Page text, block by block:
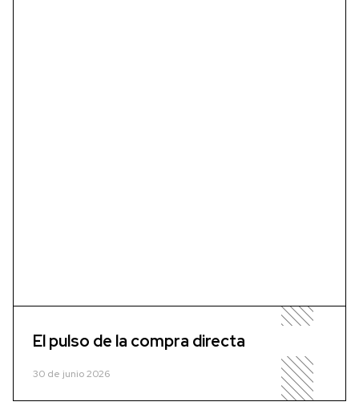
El pulso de la compra directa
30 de junio 2026